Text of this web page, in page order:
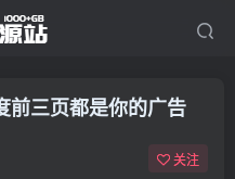
前三页都是你的广告
关注